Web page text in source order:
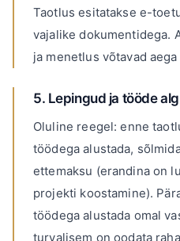
Taotlus esitatakse e-
vajalike dokumentidega.
ja menetlus võtavad
5. Lepingud ja tööde
Oluline reegel: enne
töödega alustada,
ettemaksu (erandina on
projekti koostamine).
töödega alustada omal
turvalisem on oodata